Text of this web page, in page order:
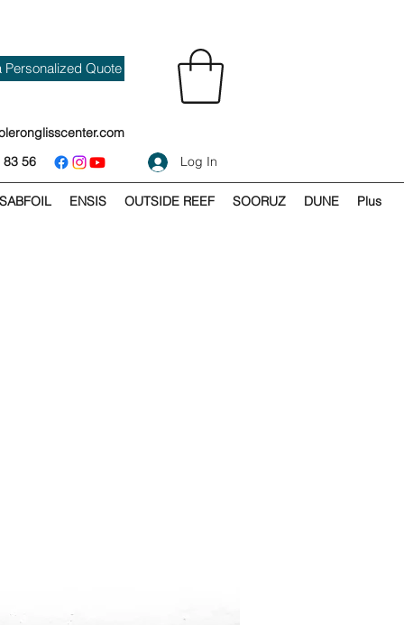
Personalized Quote
83 56
Log In
SABFOIL ENSIS OUTSIDE REEF SOORUZ DUNE Plus